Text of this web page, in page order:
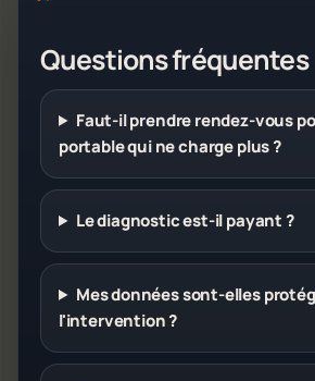
Questions fréquentes
Faut-il prendre rendez-vous
portable qui ne charge plus ?
Le diagnostic est-il payant ?
Mes données sont-elles
l'intervention ?